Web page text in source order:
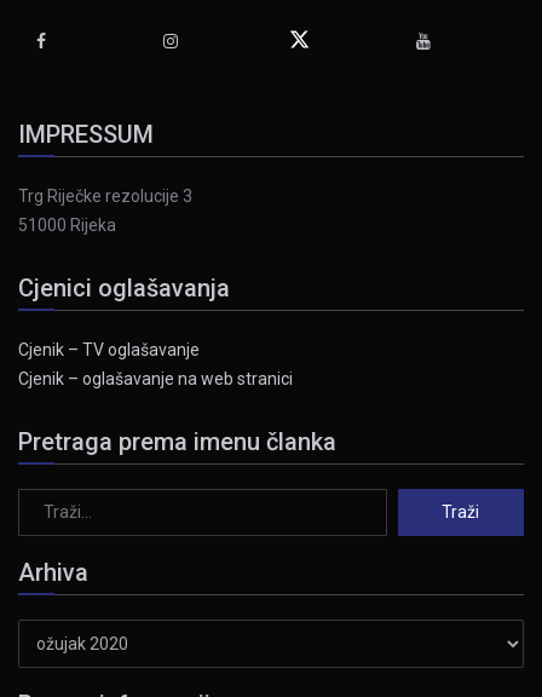
IMPRESSUM
Trg Riječke rezolucije 3
51000 Rijeka
Cjenici oglašavanja
Cjenik – TV oglašavanje
Cjenik – oglašavanje na web stranici
Pretraga prema imenu članka
Arhiva